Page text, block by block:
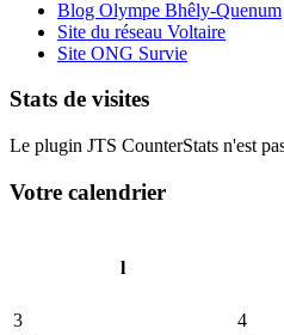
Blog Olympe Bhêly-Quenum
Site du réseau Voltaire
Site ONG Survie
Stats de visites
Le plugin JTS CounterStats n'est
Votre calendrier
l
3
4